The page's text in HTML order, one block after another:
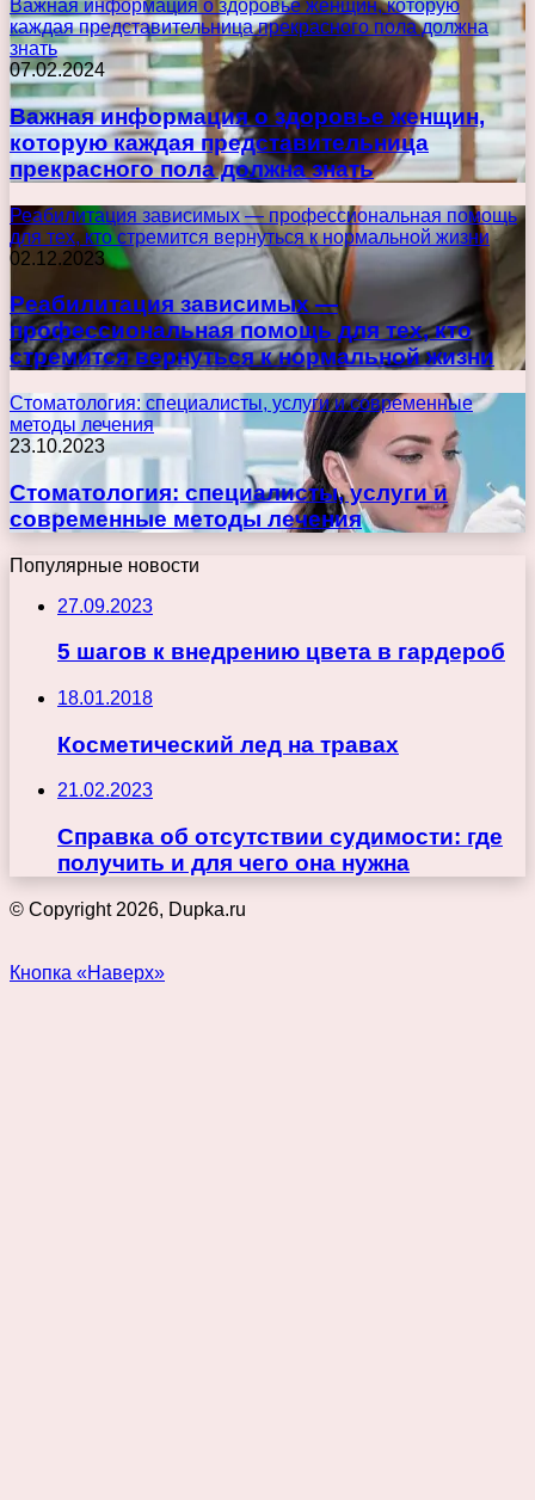
Важная информация о здоровье женщин, которую
каждая представительница прекрасного пола должна
знать
07.02.2024
Важная информация о здоровье женщин,
которую каждая представительница
прекрасного пола должна знать
Реабилитация зависимых — профессиональная помощь
для тех, кто стремится вернуться к нормальной жизни
02.12.2023
Реабилитация зависимых —
профессиональная помощь для тех, кто
стремится вернуться к нормальной жизни
Стоматология: специалисты, услуги и современные
методы лечения
23.10.2023
Стоматология: специалисты, услуги и
современные методы лечения
Популярные новости
27.09.2023
5 шагов к внедрению цвета в гардероб
18.01.2018
Косметический лед на травах
21.02.2023
Справка об отсутствии судимости: где
получить и для чего она нужна
© Copyright 2026, Dupka.ru
Кнопка «Наверх»